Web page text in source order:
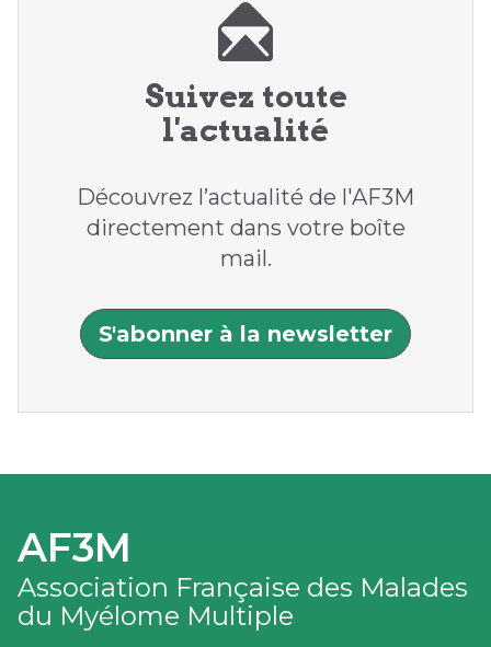
Suivez toute
l'actualité
Découvrez l’actualité de l'AF3M
directement dans votre boîte
mail.
S'abonner à la newsletter
AF3M
Association Française des Malades
du Myélome Multiple